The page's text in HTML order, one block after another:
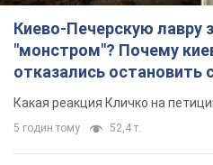
Киево-Печерскую
"монстром"? Почему
отказались остановить
небоскреба
Какая реакция Кличко на
5 годин тому 52,4 т.